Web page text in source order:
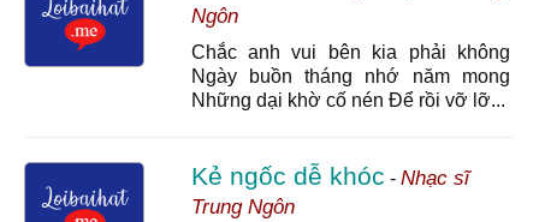
Ngôn
Chắc anh vui bên kia phải không
Ngày buồn tháng nhớ năm mong
Những dại khờ cố nén Để rồi vỡ lỡ...
Kẻ ngốc dễ khóc - Nhạc sĩ
Trung Ngôn